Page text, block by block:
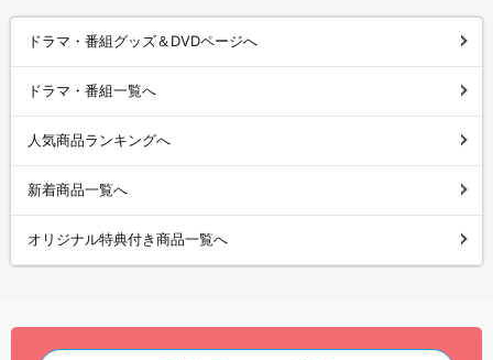
ドラマ・番組グッズ＆DVDページへ
ドラマ・番組一覧へ
人気商品ランキングへ
新着商品一覧へ
オリジナル特典付き商品一覧へ